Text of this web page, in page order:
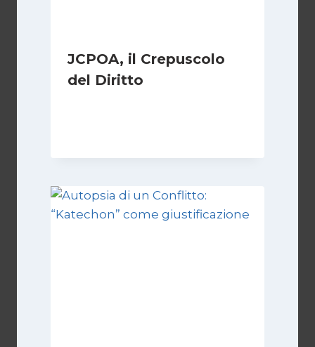
JCPOA, il Crepuscolo
del Diritto